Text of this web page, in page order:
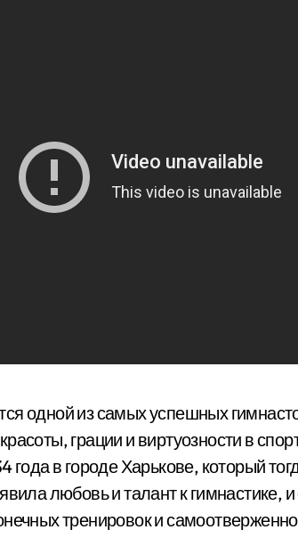
одной из самых успешных
грации и виртуозности в
года в городе Харькове, который
любовь и талант к гимнастике,
тренировок и